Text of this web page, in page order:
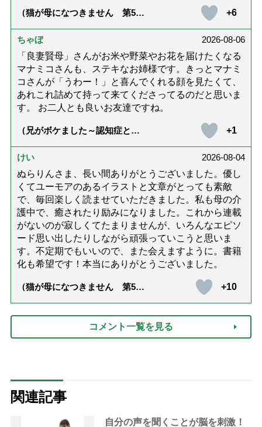
（猫が母になつきません 第500
+6
ちゃぼ
2026-08-06
「良妻賢母」さんがお米や野菜やお花を届けたくなる
マナミコさんも、ステキなお姉様です。きっとマナミ
コさんが「うわー！」と喜んでくれる顔を見たくて、
あれこれ詰めて持って来てくださってるのだと思いま
す。 お二人とも良いお友達ですね。
（兄がボケました～認知症と介
達』が届きました」）
+1
けい
2026-08-04
ぬらりんさま、長い間ありがとうございました。優し
くてユーモアのあるイラストと文章がとっても素敵
で、毎回楽しく読ませていただきました。私も母の介
護中で、癒されたり励みになりました。これから連載
がないのが寂しくてたまりませんが、いろんなエピソ
ード思い出したりしながら頑張っていこうと思いま
す。不定期でもいいので、また会えますように。書籍
化も希望です！本当にありがとうございました。
（猫が母になつきません 第500
+10
コメント一覧を見る
関連記事
自分の声を聞くことが脳を刺激！